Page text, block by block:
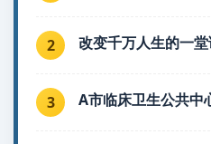
2 改变千万人生的一
3 A市临床卫生公共中